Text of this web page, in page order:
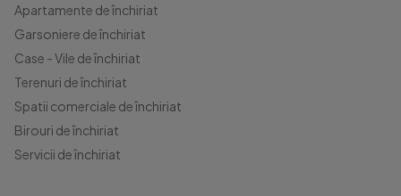
Apartamente de închiriat
Garsoniere de închiriat
Case - Vile de închiriat
Terenuri de închiriat
Spatii comerciale de închiriat
Birouri de închiriat
Servicii de închiriat